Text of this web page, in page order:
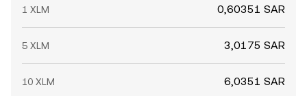
1 XLM 0,60351 SAR
5 XLM 3,0175 SAR
10 XLM 6,0351 SAR